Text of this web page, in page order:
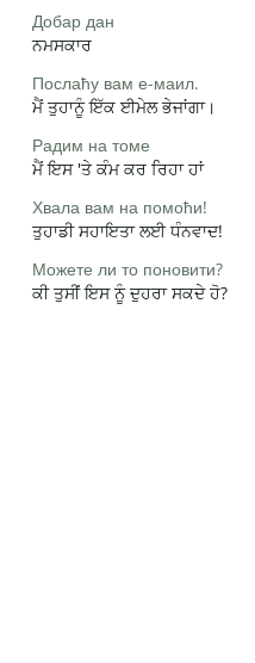
Добар дан
ਨਮਸਕਾਰ
Послаћу вам е-маил.
ਮੈਂ ਤੁਹਾਨੂੰ ਇੱਕ ਈਮੇਲ ਭੇਜਾਂਗਾ।
Радим на томе
ਮੈਂ ਇਸ 'ਤੇ ਕੰਮ ਕਰ ਰਿਹਾ ਹਾਂ
Хвала вам на помоћи!
ਤੁਹਾਡੀ ਸਹਾਇਤਾ ਲਈ ਧੰਨਵਾਦ!
Можете ли то поновити?
ਕੀ ਤੁਸੀਂ ਇਸ ਨੂੰ ਦੁਹਰਾ ਸਕਦੇ ਹੋ?